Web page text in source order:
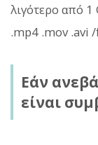
λιγότερο από
.mp4 .mov .avi
Εάν
είναι